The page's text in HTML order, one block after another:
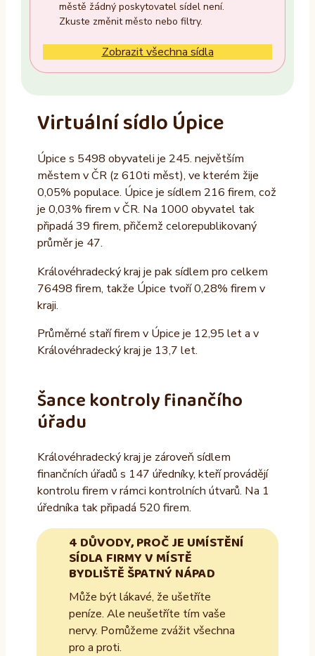
Ano
Ne
Ne
Provozovatel
ALTAXO SE
COMEFLEX CONSULTING s.r.o.
Firmus a.s.
městě žádný poskytovatel sídel není.
Zkuste změnit město nebo filtry.
Zobrazit všechna sídla
Virtuální sídlo Úpice
Úpice s 5498 obyvateli je 245. největším
městem v ČR (z 610ti měst), ve kterém žije
0,05% populace. Úpice je sídlem 216 firem, což
je 0,03% firem v ČR. Na 1000 obyvatel tak
připadá 39 firem, přičemž celorepublikovaný
průměr je 47.
Královéhradecký kraj je pak sídlem pro celkem
76498 firem, takže Úpice tvoří 0,28% firem v
kraji.
Průměrné staří firem v Úpice je 12,95 let a v
Královéhradecký kraj je 13,7 let.
Šance kontroly finančího
úřadu
Královéhradecký kraj je zároveň sídlem
finančních úřadů s 147 úředníky, kteří provádějí
kontrolu firem v rámci kontrolních útvarů. Na 1
úředníka tak připadá 520 firem.
4 DŮVODY, PROČ JE UMÍSTĚNÍ
SÍDLA FIRMY V MÍSTĚ
BYDLIŠTĚ ŠPATNÝ NÁPAD
Může být lákavé, že ušetříte
peníze. Ale neušetříte tím vaše
nervy. Pomůžeme zvážit všechna
pro a proti.